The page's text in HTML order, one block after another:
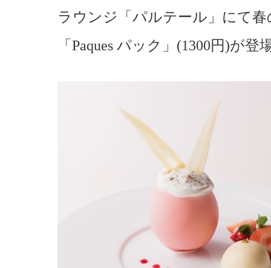
ラウンジ「パルテール」にて
「Paques パック」(1300円)が登